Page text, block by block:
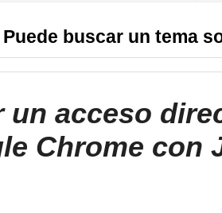
buscar un tema
un acceso
Chrome con